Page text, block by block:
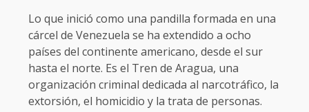
Lo que inició como una pandilla formada en una
cárcel de Venezuela se ha extendido a ocho
países del continente americano, desde el sur
hasta el norte. Es el Tren de Aragua, una
organización criminal dedicada al narcotráfico, la
extorsión, el homicidio y la trata de personas.